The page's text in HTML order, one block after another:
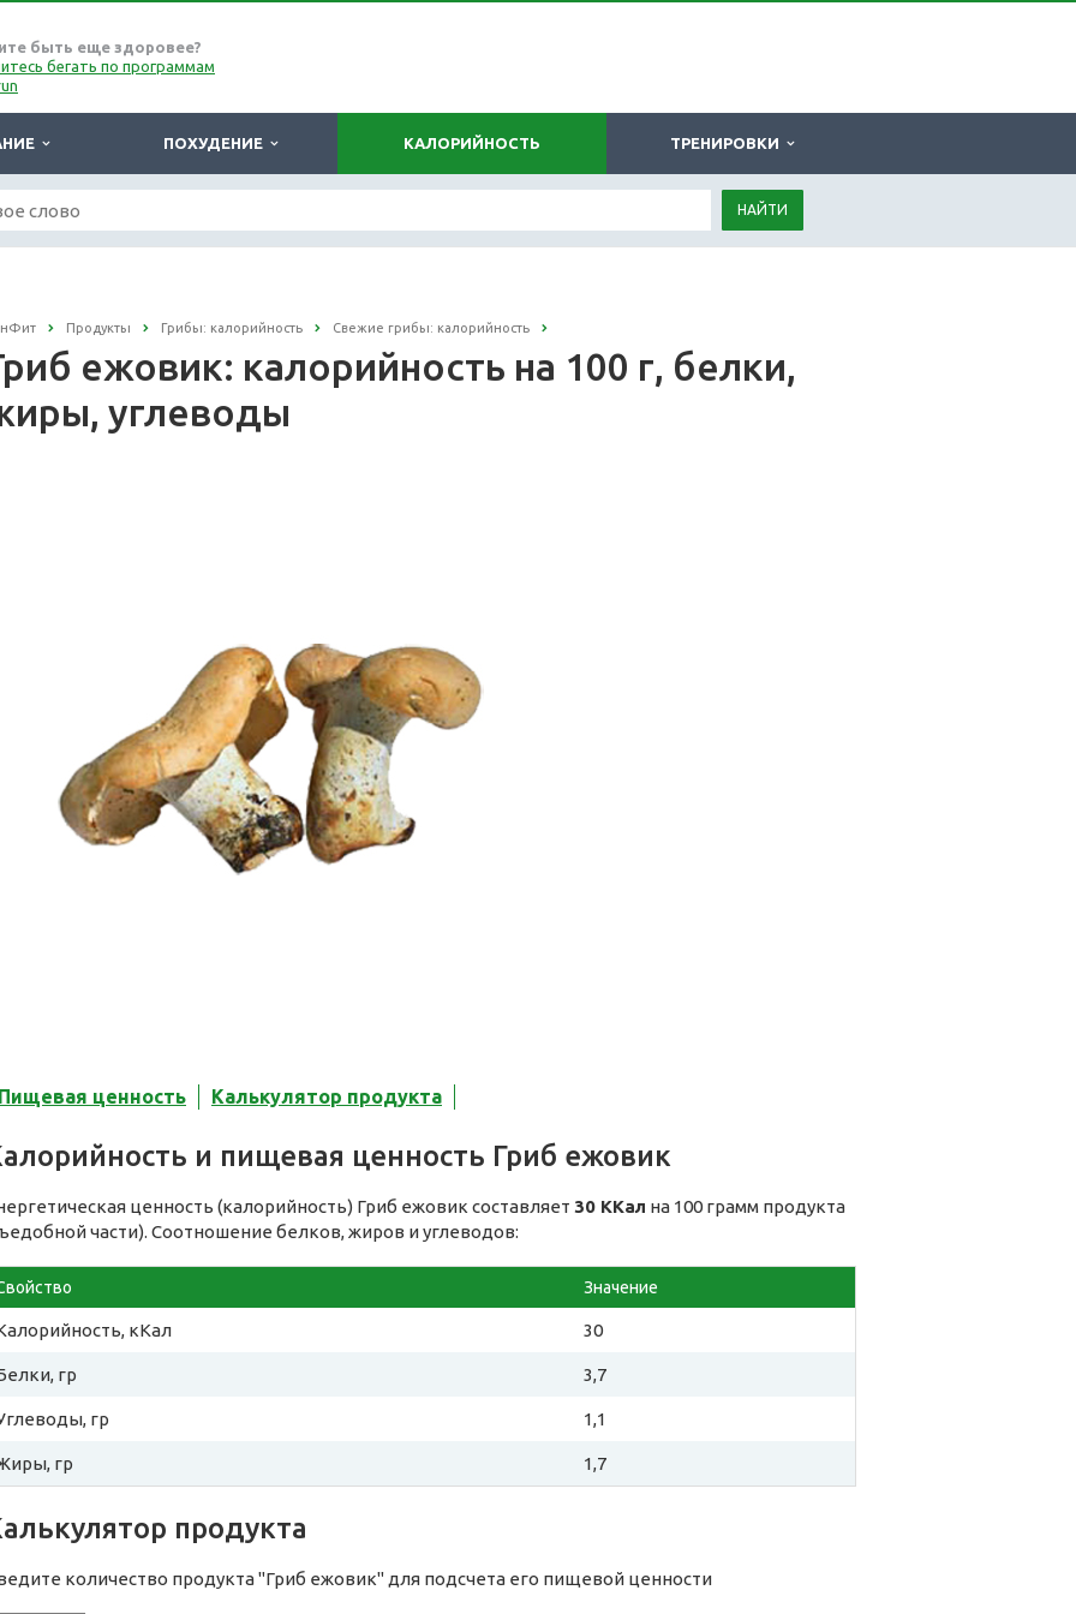
быть еще здоровее?
бегать по программам
ПОХУДЕНИЕ КАЛОРИЙНОСТЬ ТРЕНИРОВКИ
НАЙТИ
Продукты Грибы: калорийность Свежие грибы: калорийность
ежовик: калорийность на 100 г, белки,
углеводы
ценность Калькулятор продукта
и пищевая ценность Гриб ежовик
ценность (калорийность) Гриб ежовик составляет 30 ККал на 100 грамм продукта
части). Соотношение белков, жиров и углеводов:
Значение
кКал 30
гр 3,7
гр 1,1
гр 1,7
продукта
количество продукта "Гриб ежовик" для подсчета его пищевой ценности